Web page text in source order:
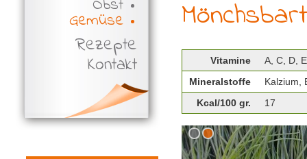
Obst
Gemüse
Rezepte
Kontakt
Vitamine
A, C, D,
Mineralstoffe
Kalzium,
Kcal/100 gr.
17
1 2